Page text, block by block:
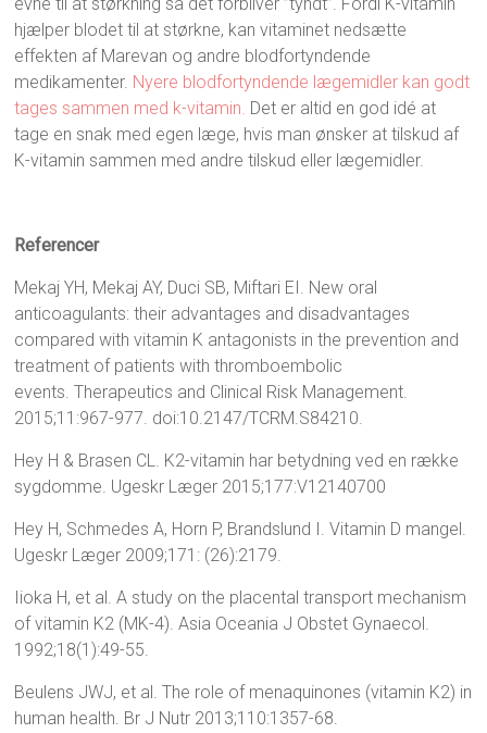
evne til at størkning så det forbliver ”tyndt”. Fordi K-vitamin
hjælper blodet til at størkne, kan vitaminet nedsætte
effekten af Marevan og andre blodfortyndende
medikamenter. Nyere blodfortyndende lægemidler kan godt
tages sammen med k-vitamin. Det er altid en god idé at
tage en snak med egen læge, hvis man ønsker at tilskud af
K-vitamin sammen med andre tilskud eller lægemidler.
Referencer
Mekaj YH, Mekaj AY, Duci SB, Miftari EI. New oral
anticoagulants: their advantages and disadvantages
compared with vitamin K antagonists in the prevention and
treatment of patients with thromboembolic
events. Therapeutics and Clinical Risk Management.
2015;11:967-977. doi:10.2147/TCRM.S84210.
Hey H & Brasen CL. K2-vitamin har betydning ved en række
sygdomme. Ugeskr Læger 2015;177:V12140700
Hey H, Schmedes A, Horn P, Brandslund I. Vitamin D mangel.
Ugeskr Læger 2009;171: (26):2179.
Iioka H, et al. A study on the placental transport mechanism
of vitamin K2 (MK-4). Asia Oceania J Obstet Gynaecol.
1992;18(1):49-55.
Beulens JWJ, et al. The role of menaquinones (vitamin K2) in
human health. Br J Nutr 2013;110:1357-68.